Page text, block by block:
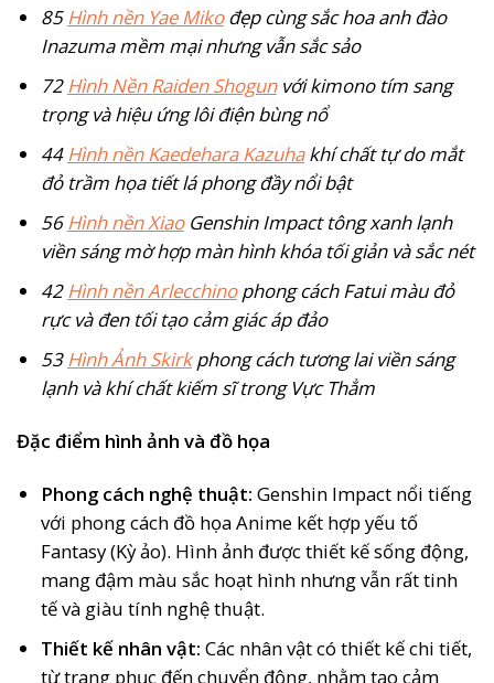
85Hình nền Yae Mikođẹp cùng sắc hoa anh đào
Inazuma mềm mại nhưng vẫn sắc sảo
72Hình Nền Raiden Shogunvới kimono tím sang
trọng và hiệu ứng lôi điện bùng nổ
44Hình nền Kaedehara Kazuhakhí chất tự do mắt
đỏ trầm họa tiết lá phong đầy nổi bật
56Hình nền XiaoGenshin Impact tông xanh lạnh
viền sáng mờ hợp màn hình khóa tối giản và sắc nét
42Hình nền Arlecchinophong cách Fatui màu đỏ
rực và đen tối tạo cảm giác áp đảo
53Hình Ảnh Skirkphong cách tương lai viền sáng
lạnh và khí chất kiếm sĩ trong Vực Thẳm
Đặc điểm hình ảnh và đồ họa
Phong cách nghệ thuật: Genshin Impact nổi tiếng
với phong cách đồ họa Anime kết hợp yếu tố
Fantasy (Kỳ ảo). Hình ảnh được thiết kế sống động,
mang đậm màu sắc hoạt hình nhưng vẫn rất tinh
tế và giàu tính nghệ thuật.
Thiết kế nhân vật: Các nhân vật có thiết kế chi tiết,
từ trang phục đến chuyển động, nhằm tạo cảm